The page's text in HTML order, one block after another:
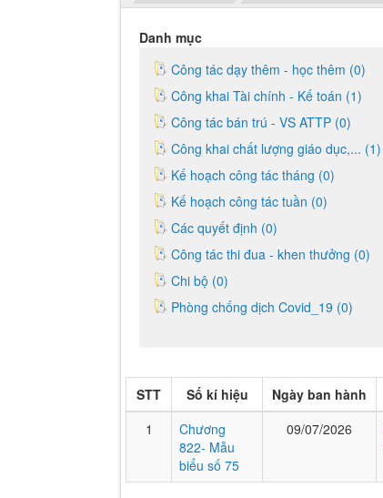
Danh mục
Công tác dạy thêm - học thêm (0)
Công khai Tài chính - Kế toán (1)
Công tác bán trú - VS ATTP (0)
Công khai chất lượng giáo dục,... (1)
Kế hoạch công tác tháng (0)
Kế hoạch công tác tuần (0)
Các quyết định (0)
Công tác thi đua - khen thưởng (0)
Chi bộ (0)
Phòng chống dịch Covid_19 (0)
STT Số kí hiệu Ngày ban hành
1
Chương
822- Mẫu
biểu số 75
09/07/2026